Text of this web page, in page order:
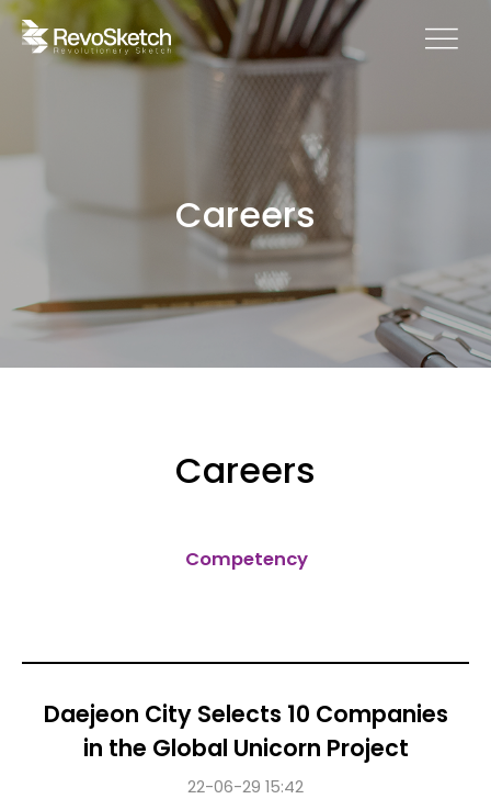
Careers
Careers
Competency
Daejeon City Selects 10 Companies
in the Global Unicorn Project
22-06-29 15:42